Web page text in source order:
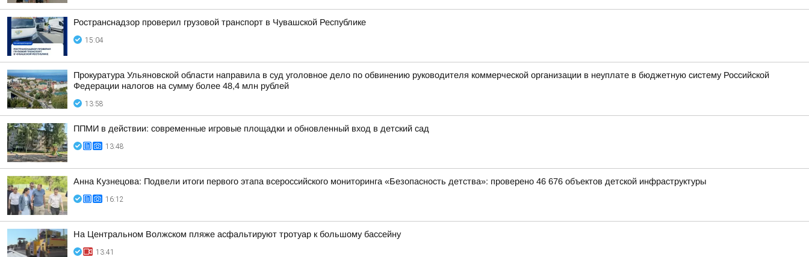
Ространснадзор проверил грузовой транспорт в Чувашской Республике
15:04
Прокуратура Ульяновской области направила в суд уголовное дело по обвинению руководителя коммерческой организации в неуплате в бюджетную систему Российской
Федерации налогов на сумму более 48,4 млн рублей
13:58
ППМИ в действии: современные игровые площадки и обновленный вход в детский сад
13:48
Анна Кузнецова: Подвели итоги первого этапа всероссийского мониторинга «Безопасность детства»: проверено 46 676 объектов детской инфраструктуры
16:12
На Центральном Волжском пляже асфальтируют тротуар к большому бассейну
13:41